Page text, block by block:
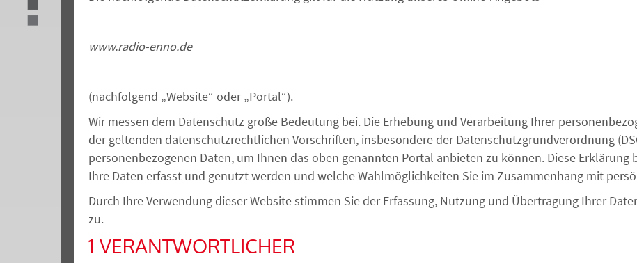
www.radio-enno.de
(nachfolgend „Website“ oder „Portal“).
Wir messen dem Datenschutz große Bedeutung bei. Die Erhebung und Verarbeitung Ihrer
der geltenden datenschutzrechtlichen Vorschriften, insbesondere der Datenschutzgrundverordnung
personenbezogenen Daten, um Ihnen das oben genannten Portal anbieten zu können. Diese
Ihre Daten erfasst und genutzt werden und welche Wahlmöglichkeiten Sie im Zusammenhang mit
Durch Ihre Verwendung dieser Website stimmen Sie der Erfassung, Nutzung und Übertragung Ihrer
zu.
1 VERANTWORTLICHER